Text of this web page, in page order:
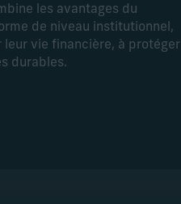
les avantages du
de niveau institutionnel,
vie financière, à protéger
durables.